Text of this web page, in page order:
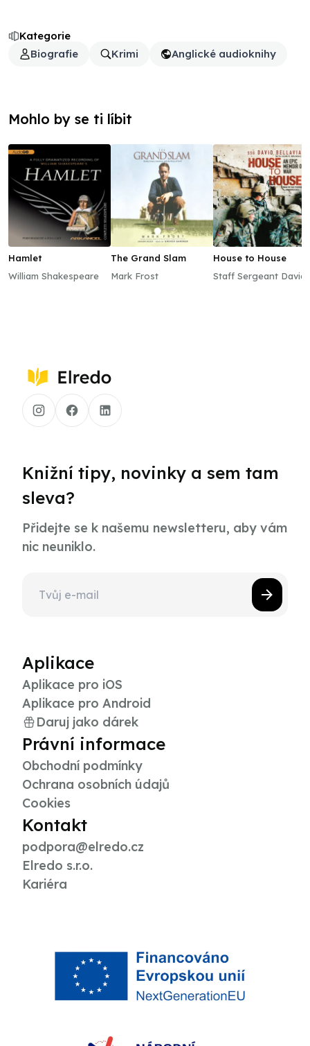
Kategorie
Biografie
Krimi Anglické audioknihy
Mohlo by se ti líbit
Hamlet
William Shakespeare
The Grand Slam
Mark Frost
House to House
Staff Sergeant David
Knižní tipy, novinky a sem tam
sleva?
Přidejte se k našemu newsletteru, aby vám
nic neuniklo.
Aplikace
Aplikace pro iOS
Aplikace pro Android
Daruj jako dárek
Právní informace
Obchodní podmínky
Ochrana osobních údajů
Cookies
Kontakt
podpora@elredo.cz
Elredo s.r.o.
Kariéra